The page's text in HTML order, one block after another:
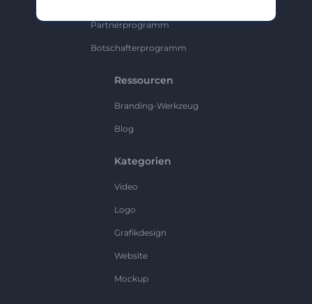
Partnerprogramm
Botschafterprogramm
Ressourcen
Branding-Werkzeug
Blog
Kategorien
Video
Logo
Grafikdesign
Website
Mockup